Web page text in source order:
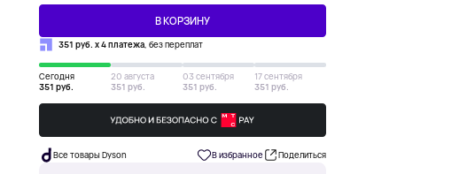
В КОРЗИНУ
351 руб. х 4 платежа, без переплат
Сегодня
351 руб.
20 августа
351 руб.
03 сентября
351 руб.
17 сентября
351 руб.
Все товары Dyson В избранное Поделиться